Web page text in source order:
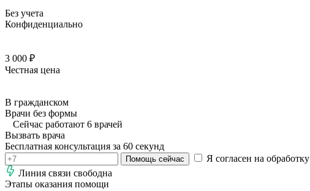
Без учета
Конфиденциально
3 000 ₽
Честная цена
В гражданском
Врачи без формы
Сейчас работают 6 врачей
Вызвать врача
Бесплатная консультация за 60 секунд
Помощь сейчас Я согласен на обработку
Линия связи свободна
Этапы оказания помощи